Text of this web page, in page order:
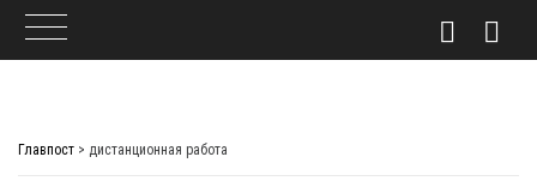
Главпост > дистанционная работа